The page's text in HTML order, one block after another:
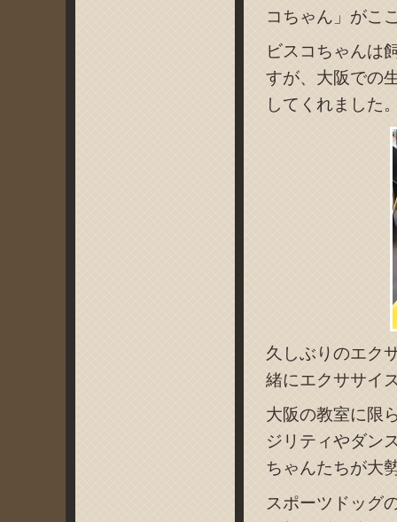
コちゃん」がこ
ビスコちゃんは
すが、大阪での
してくれました
久しぶりのエク
緒にエクササイ
大阪の教室に限
ジリティやダン
ちゃんたちが大
スポーツドッグ